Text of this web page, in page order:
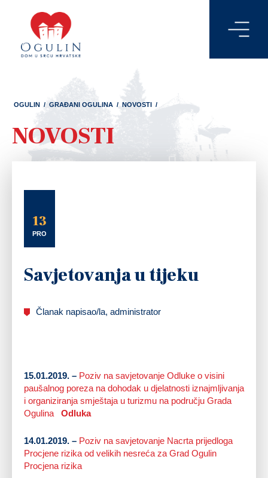
OGULIN / GRAĐANI OGULINA / NOVOSTI /
NOVOSTI
13
PRO
Savjetovanja u tijeku
Članak napisao/la, administrator
15.01.2019. – Poziv na savjetovanje Odluke o visini
paušalnog poreza na dohodak u djelatnosti iznajmljivanja
i organiziranja smještaja u turizmu na području Grada
Ogulina
Odluka
14.01.2019. – Poziv na savjetovanje Nacrta prijedloga
Procjene rizika od velikih nesreća za Grad Ogulin
Procjena rizika